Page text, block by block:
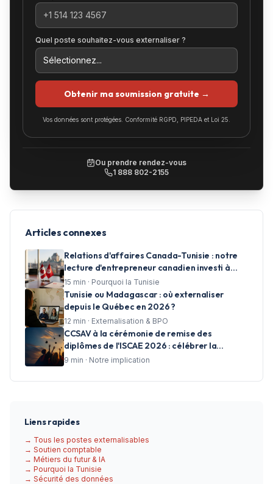
Quel poste souhaitez-vous externaliser ?
Obtenir ma soumission gratuite →
Vos données sont protégées. Conformité RGPD, PIPEDA et Loi 25.
Ou prendre rendez-vous
1 888 802-2155
Articles connexes
Relations d'affaires Canada-Tunisie : notre
lecture d'entrepreneur canadien investi à
Tunis
15 min · Pourquoi la Tunisie
Tunisie ou Madagascar : où externaliser
depuis le Québec en 2026 ?
12 min · Externalisation & BPO
CCSAV à la cérémonie de remise des
diplômes de l'ISCAE 2026 : célébrer la
réussite et accompagner les talents de
9 min · Notre implication
Liens rapides
→ Tous les postes externalisables
→ Soutien comptable
→ Métiers du futur & IA
→ Pourquoi la Tunisie
→ Sécurité des données